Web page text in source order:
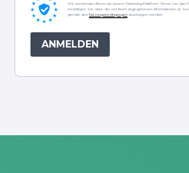
Wir verwenden Brevo als unsere Marketing-Plattform. Wenn Sie das
bestätigen Sie, dass die von Ihnen angegebenen Informationen an
gemäß den Nutzungsbedingungen übertragen werden.
ANMELDEN